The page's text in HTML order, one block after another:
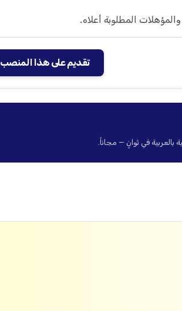
المطلوبة أعلاه.
تقديم على هذا المنصب
في ثوانٍ — مجاناً.